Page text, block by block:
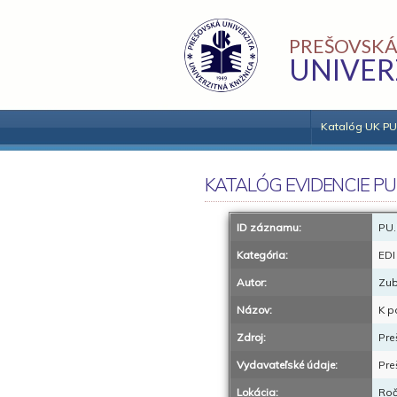
Katalóg UK PU
KATALÓG EVIDENCIE
ID záznamu:
Kategória: EDI
Autor:
Názov: K
Zdroj:
Vydavateľské údaje:
Lokácia: